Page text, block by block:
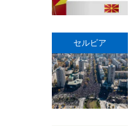
セルビア